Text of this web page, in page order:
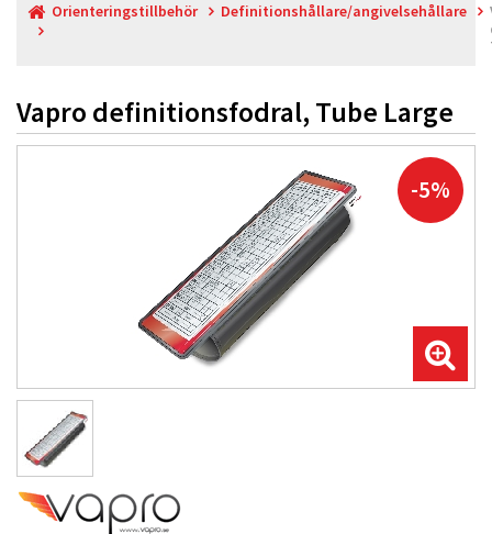
Orienteringstillbehör Definitionshållare/angivelsehållare
Vapro definitionsfodral, Tube Large
-5%